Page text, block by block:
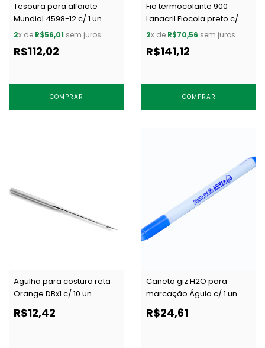
Tesoura para alfaiate
Mundial 4598-12 c/ 1 un
2x de R$56,01 sem juros
R$112,02
COMPRAR
Fio termocolante 900
Lanacril Fiocola preto c/
500 m
2x de R$70,56 sem juros
R$141,12
COMPRAR
Agulha para costura reta
Orange DBx1 c/ 10 un
R$12,42
Caneta giz H2O para
marcação Águia c/ 1 un
R$24,61